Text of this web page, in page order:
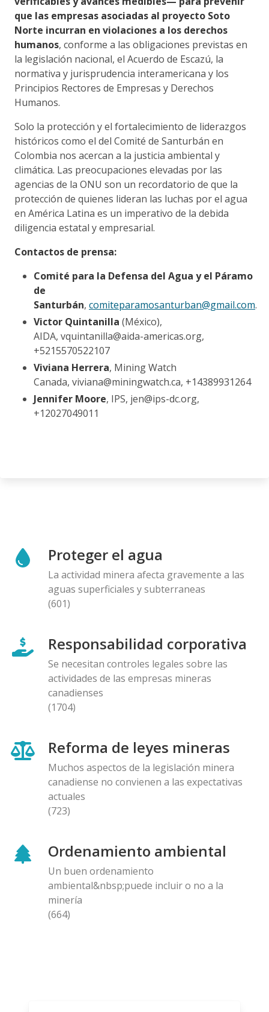
que las empresas asociadas al proyecto Soto
Norte incurran en violaciones a los derechos
humanos, conforme a las obligaciones previstas en
la legislación nacional, el Acuerdo de Escazú, la
normativa y jurisprudencia interamericana y los
Principios Rectores de Empresas y Derechos
Humanos.
Solo la protección y el fortalecimiento de liderazgos
históricos como el del Comité de Santurbán en
Colombia nos acercan a la justicia ambiental y
climática. Las preocupaciones elevadas por las
agencias de la ONU son un recordatorio de que la
protección de quienes lideran las luchas por el agua
en América Latina es un imperativo de la debida
diligencia estatal y empresarial.
Contactos de prensa:
Comité para la Defensa del Agua y el Páramo
de
Santurbán, comiteparamosanturban@gmail.com.
Victor Quintanilla (México),
AIDA, vquintanilla@aida-americas.org,
+5215570522107
Viviana Herrera, Mining Watch
Canada, viviana@miningwatch.ca, +14389931264
Jennifer Moore, IPS, jen@ips-dc.org,
+12027049011
Proteger el agua
La actividad minera afecta gravemente a las
aguas superficiales y subterraneas
(601)
Responsabilidad corporativa
Se necesitan controles legales sobre las
actividades de las empresas mineras
canadienses
(1704)
Reforma de leyes mineras
Muchos aspectos de la legislación minera
canadiense no convienen a las expectativas
actuales
(723)
Ordenamiento ambiental
Un buen ordenamiento
ambiental&nbsp;puede incluir o no a la
minería
(664)